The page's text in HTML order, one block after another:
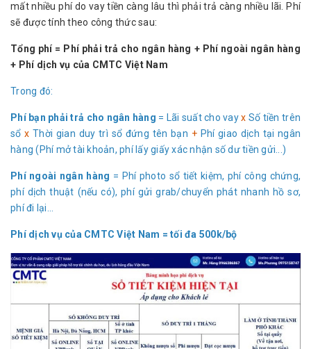
mất nhiều phí do vay tiền càng lâu thì phải trả càng nhiều lãi. Phí
sẽ được tính theo công thức sau:
Tổng phí = Phí phải trả cho ngân hàng + Phí ngoài ngân hàng
+ Phí dịch vụ của CMTC Việt Nam
Trong đó:
Phí bạn phải trả cho ngân hàng = Lãi suất cho vayx Số tiền trên
sổ xThời gian duy trì sổ đứng tên bạn +Phí giao dịch tại ngân
hàng (Phí mở tài khoản, phí lấy giấy xác nhận số dư tiền gửi...)
Phí ngoài ngân hàng = Phí photo sổ tiết kiệm, phí công chứng,
phí dịch thuật (nếu có), phí gửi grab/chuyển phát nhanh hồ sơ,
phí đi lại...
Phí dịch vụ của CMTC Việt Nam = tối đa 500k/bộ